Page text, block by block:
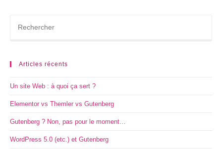
Articles récents
Un site Web : à quoi ça sert ?
Elementor vs Themler vs Gutenberg
Gutenberg ? Non, pas pour le moment…
WordPress 5.0 (etc.) et Gutenberg